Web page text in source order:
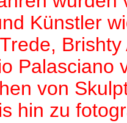
Künstler
Palasciano
von
hin zu